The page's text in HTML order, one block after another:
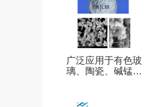
广泛应用于有色玻
璃、陶瓷、碱锰电